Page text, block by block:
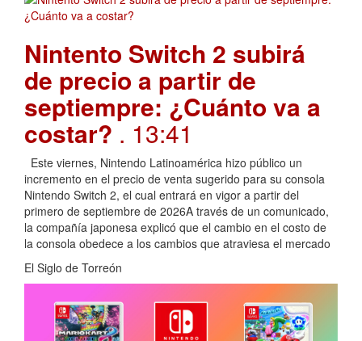
Nintento Switch 2 subirá
de precio a partir de
septiempre: ¿Cuánto va a
costar?. 13:41
Este viernes, Nintendo Latinoamérica hizo público un
incremento en el precio de venta sugerido para su consola
Nintendo Switch 2, el cual entrará en vigor a partir del
primero de septiembre de 2026A través de un comunicado,
la compañía japonesa explicó que el cambio en el costo de
la consola obedece a los cambios que atraviesa el mercado
El Siglo de Torreón